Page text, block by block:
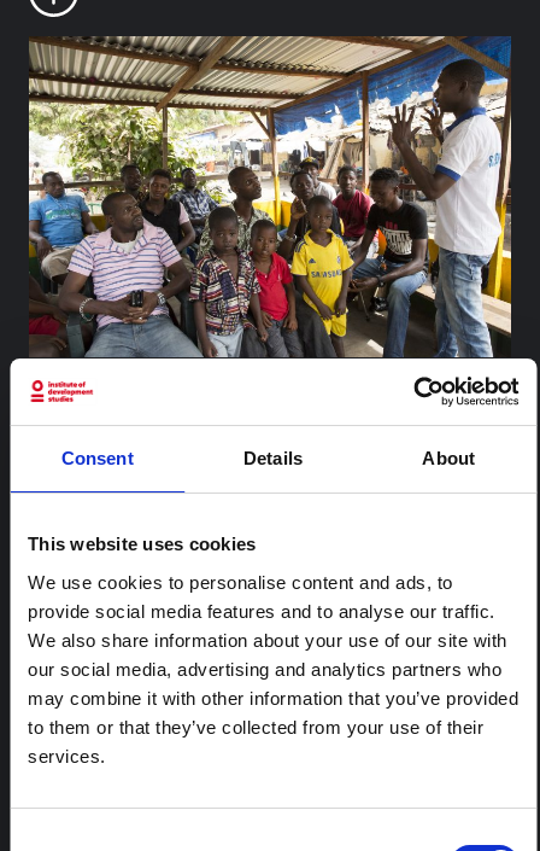
Consent Details About
This website uses cookies
We use cookies to personalise content and ads, to
provide social media features and to analyse our traffic.
We also share information about your use of our site with
our social media, advertising and analytics partners who
may combine it with other information that you’ve provided
to them or that they’ve collected from your use of their
services.
CONTENU ASSOCIÉ
ARTICLE
Note contextuelle : Pratiques
funéraires en Ituri
Cette note est la deuxième produite par " le collectif
pour l'Ituri ", un réseau informel principalement animé
par des chercheurs en sciences sociales qui fournissent
des informations contextuelles pour la réponse à
la RDC. Cette note développe les…
HAL Sciences ouvertes
2026